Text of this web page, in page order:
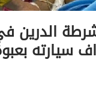
الدرين
سيارته